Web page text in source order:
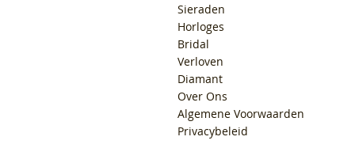
Sieraden
Horloges
Bridal
Verloven
Diamant
Over Ons
Algemene Voorwaarden
Privacybeleid